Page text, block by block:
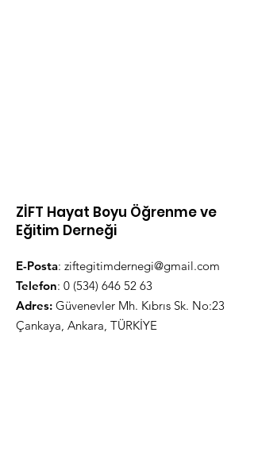
ZİFT Hayat Boyu Öğrenme ve
Eğitim Derneği
E-Posta: ziftegitimdernegi@gmail.com
Telefon: 0 (534) 646 52 63
Adres: Güvenevler Mh. Kıbrıs Sk. No:23
Çankaya, Ankara, TÜRKİYE